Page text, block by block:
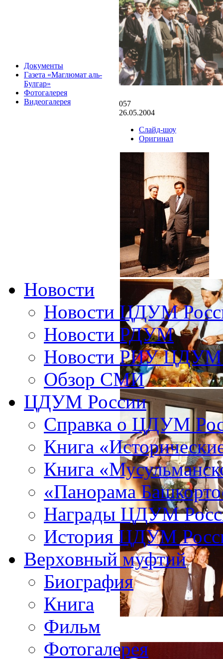
Документы
Газета «Маглюмат аль-
Булгар»
Фотогалерея
Видеогалерея
057
26.05.2004
Слайд-шоу
Оригинал
Новости
Новости ЦДУМ
Новости РДУМ
Новости РИУ ЦДУМ
Обзор СМИ
ЦДУМ России
Справка о ЦДУМ
Книга
Книга
«Панорама
Награды ЦДУМ
История ЦДУМ
Верховный муфтий
Биография
Книга
Фильм
Фотогалерея